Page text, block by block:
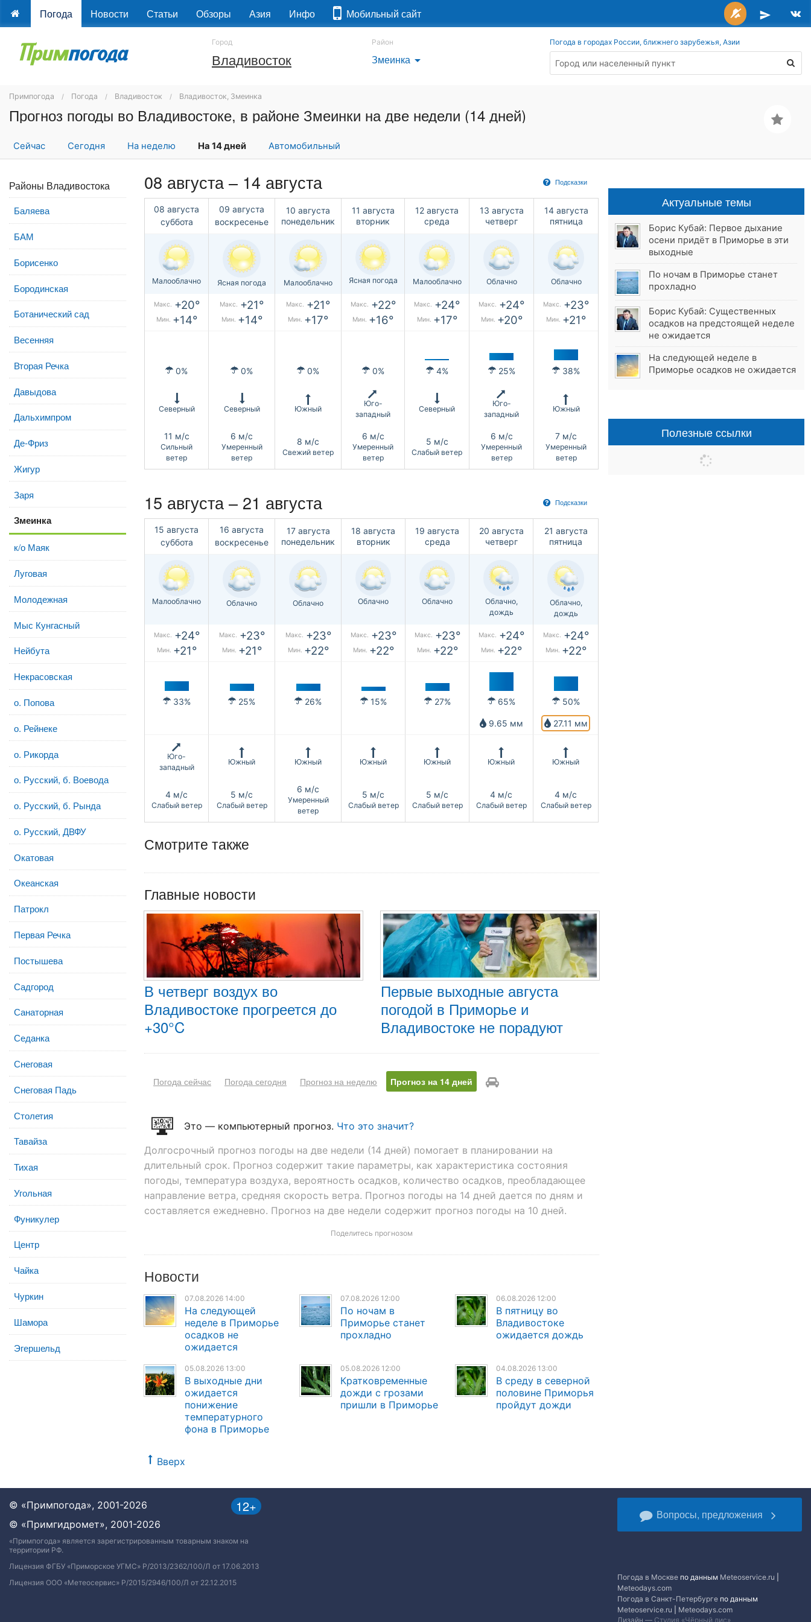
Погода Новости Статьи Обзоры Азия Инфо Мобильный сайт
Город
Владивосток
Район
Змеинка arrow_drop_down
Погода в городах России, ближнего зарубежья, Азии
Примпогода Погода Владивосток Владивосток, Змеинка
Прогноз погоды во Владивостоке, в районе Змеинки на две недели (14 дней)
Сейчас Сегодня На неделю На 14 дней Автомобильный
Районы Владивостока
Баляева
БАМ
Борисенко
Бородинская
Ботанический сад
Весенняя
Вторая Речка
Давыдова
Дальхимпром
Де-Фриз
Жигур
Заря
Змеинка
к/о Маяк
Луговая
Молодежная
Мыс Кунгасный
Нейбута
Некрасовская
о. Попова
о. Рейнеке
о. Рикорда
о. Русский, б. Воевода
о. Русский, б. Рында
о. Русский, ДВФУ
Окатовая
Океанская
Патрокл
Первая Речка
Постышева
Садгород
Санаторная
Седанка
Снеговая
Снеговая Падь
Столетия
Тавайза
Тихая
Угольная
Фуникулер
Центр
Чайка
Чуркин
Шамора
Эгершельд
Подсказки
08 августа – 14 августа
08 августа
суббота
09 августа
воскресенье
10 августа
понедельник
11 августа
вторник
12 августа
среда
13 августа
четверг
14 августа
пятница
Малооблачно Ясная погода Малооблачно Ясная погода Малооблачно Облачно Облачно
Макс. +20°
Мин. +14°
Макс. +21°
Мин. +14°
Макс. +21°
Мин. +17°
Макс. +22°
Мин. +16°
Макс. +24°
Мин. +17°
Макс. +24°
Мин. +20°
Макс. +23°
Мин. +21°
0% 0% 0% 0% 4% 25% 38%
Северный Северный Южный
Юго-
западный
Северный
Юго-
западный
Южный
11 м/с
Сильный
ветер
6 м/с
Умеренный
ветер
8 м/с
Свежий ветер
6 м/с
Умеренный
ветер
5 м/с
Слабый ветер
6 м/с
Умеренный
ветер
7 м/с
Умеренный
ветер
Подсказки
15 августа – 21 августа
15 августа
суббота
16 августа
воскресенье
17 августа
понедельник
18 августа
вторник
19 августа
среда
20 августа
четверг
21 августа
пятница
Малооблачно Облачно Облачно Облачно Облачно
Облачно,
дождь
Облачно,
дождь
Макс. +24°
Мин. +21°
Макс. +23°
Мин. +21°
Макс. +23°
Мин. +22°
Макс. +23°
Мин. +22°
Макс. +23°
Мин. +22°
Макс. +24°
Мин. +22°
Макс. +24°
Мин. +22°
33% 25% 26% 15% 27% 65% 50%
9.65 мм 27.11 мм
Юго-
западный
Южный Южный Южный Южный Южный Южный
4 м/с
Слабый ветер
5 м/с
Слабый ветер
6 м/с
Умеренный
ветер
5 м/с
Слабый ветер
5 м/с
Слабый ветер
4 м/с
Слабый ветер
4 м/с
Слабый ветер
Смотрите также
Главные новости
В четверг воздух во
Владивостоке прогреется до
+30°C
Первые выходные августа
погодой в Приморье и
Владивостоке не порадуют
Погода сейчас Погода сегодня Прогноз на неделю Прогноз на 14 дней
Это — компьютерный прогноз. Что это значит?
Долгосрочный прогноз погоды на две недели (14 дней) помогает в планировании на
длительный срок. Прогноз содержит такие параметры, как характеристика состояния
погоды, температура воздуха, вероятность осадков, количество осадков, преобладающее
направление ветра, средняя скорость ветра. Прогноз погоды на 14 дней дается по дням и
составляется ежедневно. Прогноз на две недели содержит прогноз погоды на 10 дней.
Поделитесь прогнозом
Новости
07.08.2026 14:00
На следующей
неделе в Приморье
осадков не
ожидается
07.08.2026 12:00
По ночам в
Приморье станет
прохладно
06.08.2026 12:00
В пятницу во
Владивостоке
ожидается дождь
05.08.2026 13:00
В выходные дни
ожидается
понижение
температурного
фона в Приморье
05.08.2026 12:00
Кратковременные
дожди с грозами
пришли в Приморье
04.08.2026 13:00
В среду в северной
половине Приморья
пройдут дожди
Вверх
Актуальные темы
Борис Кубай: Первое дыхание
осени придёт в Приморье в эти
выходные
По ночам в Приморье станет
прохладно
Борис Кубай: Существенных
осадков на предстоящей неделе
не ожидается
На следующей неделе в
Приморье осадков не ожидается
Полезные ссылки
12+
© «Примпогода», 2001-2026
© «Примгидромет», 2001-2026
«Примпогода» является зарегистрированным товарным знаком на
территории РФ.
Лицензия ФГБУ «Приморское УГМС» Р/2013/2362/100/Л от 17.06.2013
Лицензия ООО «Метеосервис» Р/2015/2946/100/Л от 22.12.2015
Вопросы, предложения
Погода в Москве по данным Meteoservice.ru
Meteodays.com
Погода в Санкт-Петербурге по данным
Meteoservice.ru
Meteodays.com
Дизайн — Студия «Чёрный лис»